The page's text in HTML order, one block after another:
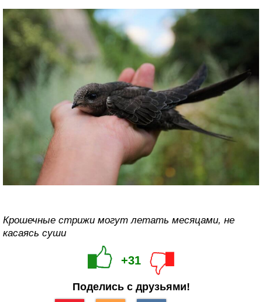
Крошечные стрижи могут летать месяцами, не
касаясь суши
+31
Поделись с друзьями!